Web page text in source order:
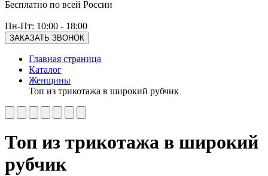
Бесплатно по всей России
Пн-Пт: 10:00 - 18:00
ЗАКАЗАТЬ ЗВОНОК
Главная страница
Каталог
Женщины
Топ из трикотажа в широкий рубчик
Топ из трикотажа в широкий
рубчик